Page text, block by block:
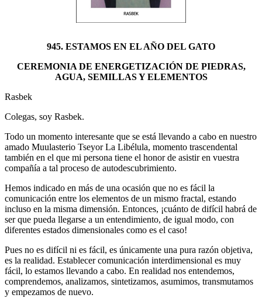
945. ESTAMOS EN EL AÑO DEL GATO
CEREMONIA DE ENERGETIZACIÓN DE PIEDRAS,
AGUA, SEMILLAS Y ELEMENTOS
Rasbek
Colegas, soy Rasbek.
Todo un momento interesante que se está llevando a cabo en nuestro
amado Muulasterio Tseyor La Libélula, momento trascendental
también en el que mi persona tiene el honor de asistir en vuestra
compañía a tal proceso de autodescubrimiento.
Hemos indicado en más de una ocasión que no es fácil la
comunicación entre los elementos de un mismo fractal, estando
incluso en la misma dimensión. Entonces, ¡cuánto de difícil habrá de
ser que pueda llegarse a un entendimiento, de igual modo, con
diferentes estados dimensionales como es el caso!
Pues no es difícil ni es fácil, es únicamente una pura razón objetiva,
es la realidad. Establecer comunicación interdimensional es muy
fácil, lo estamos llevando a cabo. En realidad nos entendemos,
comprendemos, analizamos, sintetizamos, asumimos, transmutamos
y empezamos de nuevo.